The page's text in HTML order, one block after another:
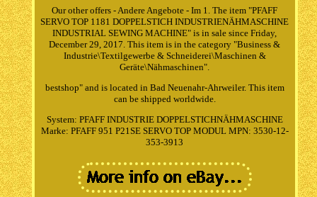
Our other offers - Andere Angebote - Im 1. The item "PFAFF
SERVO TOP 1181 DOPPELSTICH INDUSTRIENÄHMASCHINE
INDUSTRIAL SEWING MACHINE" is in sale since Friday,
December 29, 2017. This item is in the category "Business &
Industrie\Textilgewerbe & Schneiderei\Maschinen &
Geräte\Nähmaschinen".
bestshop" and is located in Bad Neuenahr-Ahrweiler. This item
can be shipped worldwide.
System: PFAFF INDUSTRIE DOPPELSTICHNÄHMASCHINE
Marke: PFAFF 951 P21SE SERVO TOP MODUL MPN: 3530-12-
353-3913